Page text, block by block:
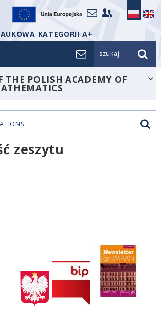
KATEGORII A+
szukaj...
THE POLISH ACADEMY OF
zeszytu